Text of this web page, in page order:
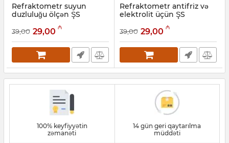
Refraktometr suyun
duzluluğu ölçən ŞS
Artikul: 050001004
39,00 29,00 ₼
Refraktometr antifriz və
elektrolit üçün ŞS
Artikul: 050001003
39,00 29,00 ₼
100% keyfiyyətin
zəmanəti
14 gün geri qaytarılma
müddəti